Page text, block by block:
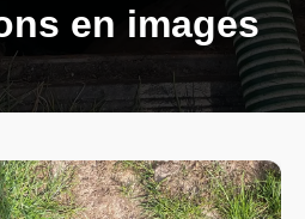
en images